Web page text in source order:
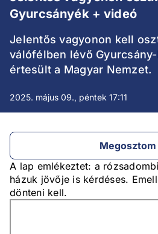
Gyurcsányék + videó
Jelentős vagyonon kell
válófélben lévő
értesült a Magyar Nemzet.
2025. május 09., péntek 17:11
Megosztom
A lap emlékeztet: a
házuk jövője is kérdéses.
dönteni kell.